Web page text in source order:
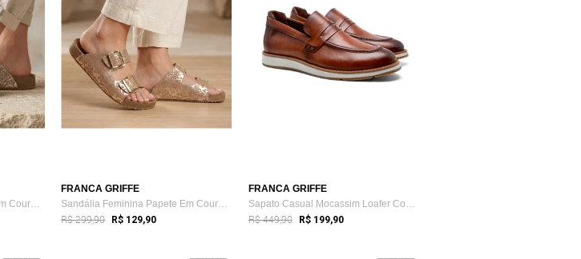
Sandália Feminina Papete em Couro Brilha...
FRANCA GRIFFE
Sandália Feminina Papete Em Couro Brilha...
R$ 299,90 R$ 129,90
FRANCA GRIFFE
Sapato Casual Mocassim Loafer Couro Masc...
R$ 449,90 R$ 199,90